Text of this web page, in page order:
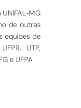
MG
de outras
equipes de
UTP,
e UFPA